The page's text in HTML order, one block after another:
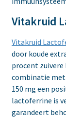
Vitakruid
Vitakruid
door koude
procent zuivere
combinatie
150 mg een
lactoferrine is
garandeert